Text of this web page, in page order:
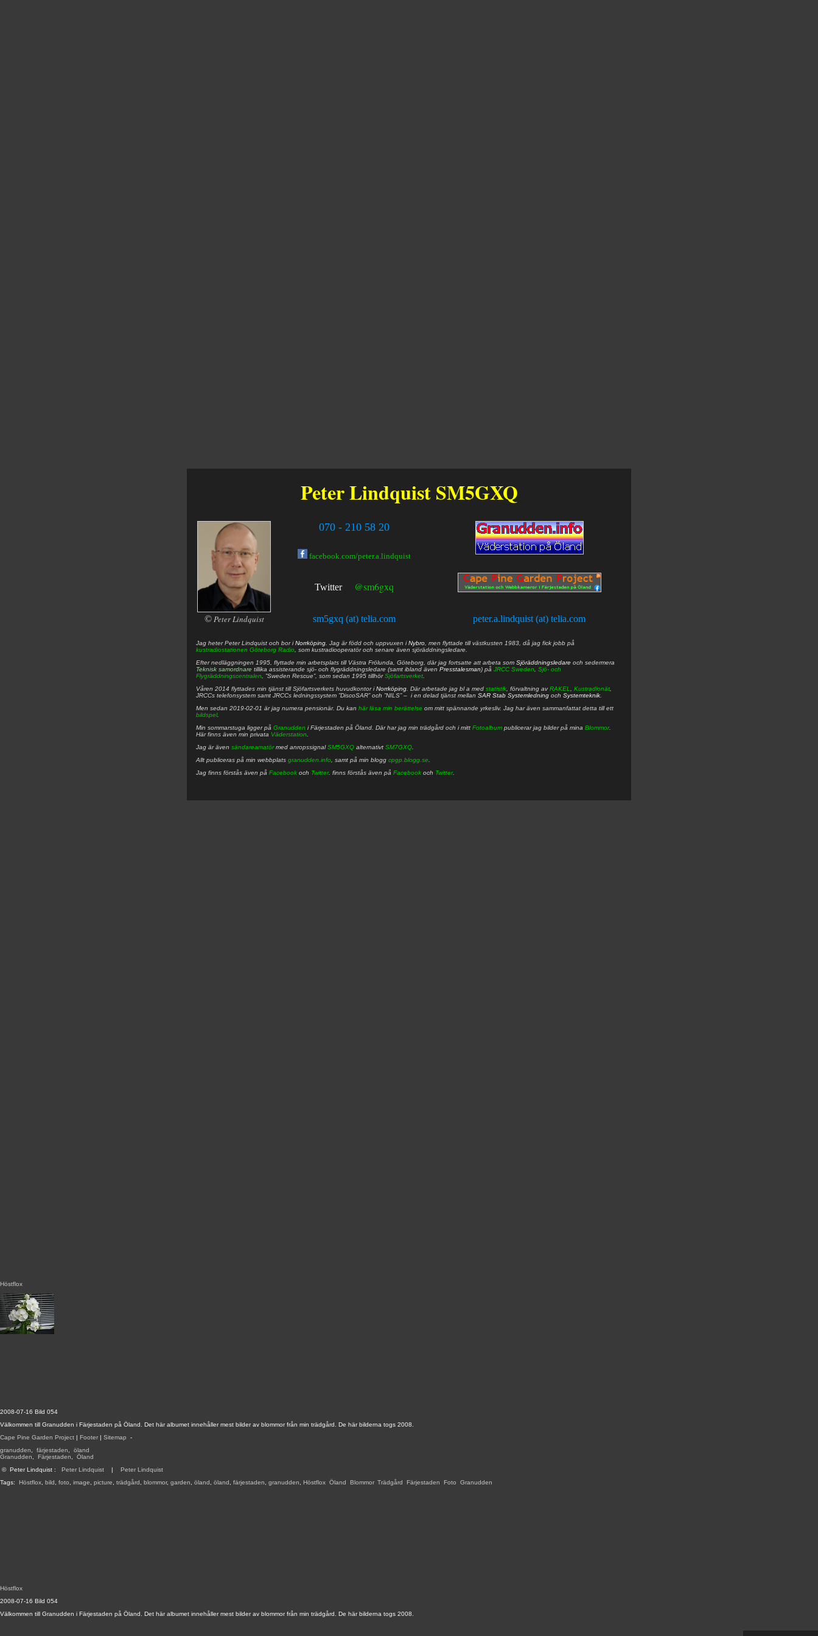
2008-07-16 Bild 054
Välkommen till Granudden i Färjestaden på Öland. Det här albumet innehåller mest bilder av blommor från min trädgård. De här bilderna togs 2008.
Cape Pine Garden Project | Footer | Sitemap -
granudden
färjestaden
öland
Granudden
Färjestaden
Öland
© Peter Lindquist : Peter Lindquist | Peter Lindquist
Tags: Höstflox bild foto image picture trädgård blommor, garden öland öland färjestaden granudden Höstflox Öland Blommor, Trädgård Färjestaden Foto Granudden
Höstflox
Höstflox
2008-07-16 Bild 054
Välkommen till Granudden i Färjestaden på Öland. Det här albumet innehåller mest bilder av blommor från min trädgård. De här bilderna togs 2008.
Peter Lindquist SM5GXQ
© Peter Lindquist
070 - 210 58 20
facebook.com/peter.a.lindquist
Twitter @sm6gxq
sm5gxq (at) telia.com peter.a.lindquist (at) telia.com
Jag heterPeter Lindquist och bor iNorrköping . Jag är född och uppvuxen iNybro , men flyttade till västkusten 1983, då jag fick jobb på
kustradiostationen Göteborg Radio , som kustradiooperatör och senare även sjöräddningsledare.
Efter nedläggningen 1995, flyttade min arbetsplats till Västra Frölunda, Göteborg, där jag fortsatte att arbeta som Sjöräddningsledare och sedermera
Teknisk samordnare tillika assisterande sjö- och flygräddningsledare (samt ibland även Presstalesman) på JRCC Sweden
Sjö- och
Flygräddningscentralen , ”Sweden Rescue”, som sedan 1995 tillhörSjöfartsverket
Våren 2014 flyttades min tjänst till Sjöfartsverkets huvudkontor iNorrköping . Där arbetade jag bl a med statistik , förvaltning avRAKEL Kustradionät
JRCCs telefonsystem samt JRCCs ledningssystem ”DiscoSAR” och ”NILS” – i en delad tjänst mellan SAR Stab Systemledning och Systemteknik
Men sedan 2019-02-01 är jag numera pensionär. Du kan här läsa min berättelse om mitt spännande yrkesliv. Jag har även sammanfattat detta till ett
bildspel.
Min sommarstuga ligger på Granudden i Färjestaden på Öland. Där har jag min trädgård och i mitt Fotoalbum publicerar jag bilder på mina Blommor.
Här finns även min privata Väderstation
Jag är även sändareamatörmed anropssignalSM5GXQ alternativt SM7GXQ
Allt publiceras på min webbplats granudden.info , samt på min blogg cpgp.blogg.se
Jag finns förstås även på Facebook och Twitter. finns förstås även på Facebook och Twitter.